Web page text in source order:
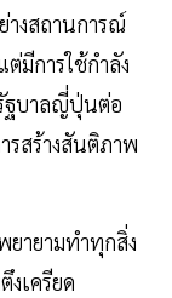
งสถานการณ์
มีการใช้กำลัง
ฐบาลญี่ปุ่นต่อ
สร้างสันติภาพ
ายามทำทุกสิ่ง
งเครียด